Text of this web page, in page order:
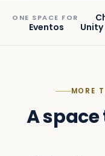
ONE SPACE FOR
Eventos
Unity
MORE
A